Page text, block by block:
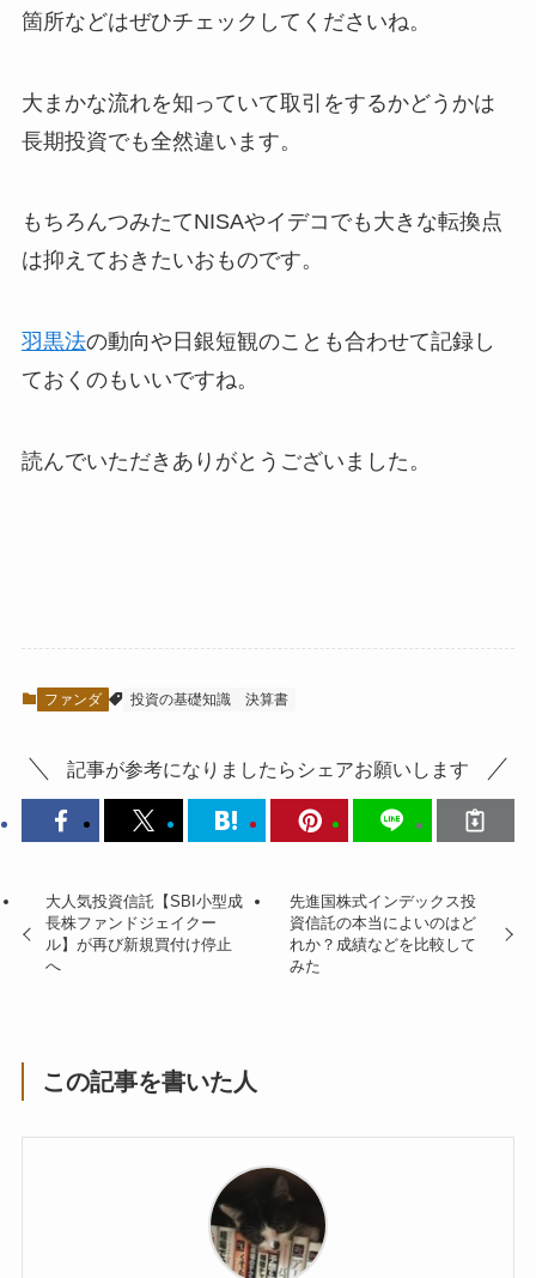
箇所などはぜひチェックしてくださいね。
大まかな流れを知っていて取引をするかどうかは
長期投資でも全然違います。
もちろんつみたてNISAやイデコでも大きな転換点
は抑えておきたいおものです。
羽黒法の動向や日銀短観のことも合わせて記録し
ておくのもいいですね。
読んでいただきありがとうございました。
ファンダ 投資の基礎知識 決算書
記事が参考になりましたらシェアお願いします
大人気投資信託【SBI小型成
長株ファンドジェイクー
ル】が再び新規買付け停止
へ
先進国株式インデックス投
資信託の本当によいのはど
れか？成績などを比較して
みた
この記事を書いた人